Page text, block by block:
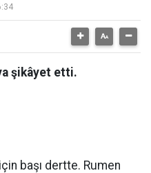
şikâyet etti.
başı dertte. Rumen